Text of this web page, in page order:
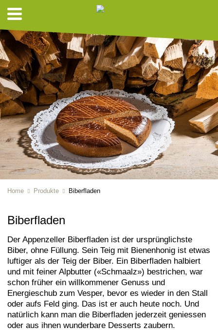
Home Produkte Biberfladen
Biberfladen
Der Appenzeller Biberfladen ist der ursprünglichste
Biber, ohne Füllung. Sein Teig mit Bienenhonig ist etwas
luftiger als der Teig der Biber. Ein Biberfladen halbiert
und mit feiner Alpbutter («Schmaalz») bestrichen, war
schon früher ein willkommener Genuss und
Energieschub zum Vesper, bevor es wieder in den Stall
oder aufs Feld ging. Das ist er auch heute noch. Und
natürlich kann man die Biberfladen jederzeit geniessen
oder aus ihnen wunderbare Desserts zaubern.